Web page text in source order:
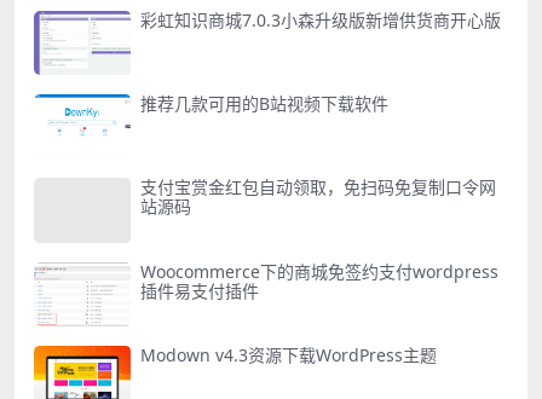
彩虹知识商城7.0.3小森升级版新增供货商开心版
推荐几款可用的B站视频下载软件
支付宝赏金红包自动领取，免扫码免复制口令网
站源码
Woocommerce下的商城免签约支付wordpress
插件易支付插件
Modown v4.3资源下载WordPress主题